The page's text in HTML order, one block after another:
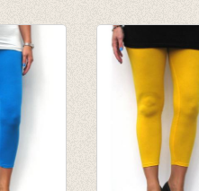
zwart met
dots
€ 24,00
€ 16,80